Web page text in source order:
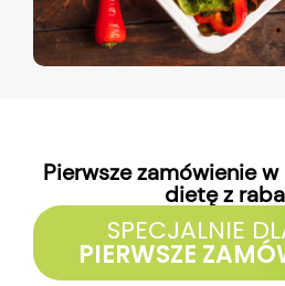
Pierwsze zamówienie
dietę z
SPECJALNIE
PIERWSZE